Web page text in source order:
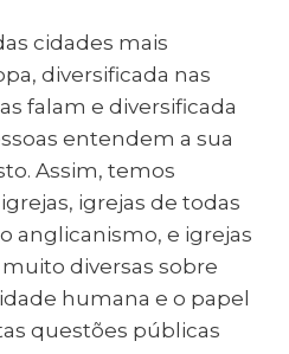
cidades mais
diversificada nas
falam e diversificada
entendem a sua
Assim, temos
igrejas de todas
anglicanismo, e igrejas
diversas sobre
humana e o papel
questões públicas